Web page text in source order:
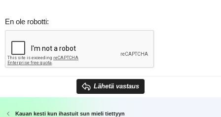
En ole robotti
Lähetä vastaus
Kauan kesti kun ihastuit sun mieli tiettyyn